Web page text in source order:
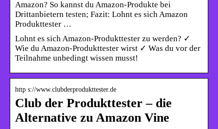
Amazon? So kannst du Amazon-Produkte bei
Drittanbietern testen; Fazit: Lohnt es sich Amazon
Produkttester …
Lohnt es sich Amazon-Produkttester zu werden? ✓
Wie du Amazon-Produkttester wirst ✓ Was du vor der
Teilnahme unbedingt wissen musst!
http s://www.clubderprodukttester.de
Club der Produkttester – die
Alternative zu Amazon Vine